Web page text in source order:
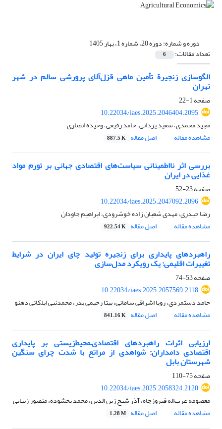
دوره و شماره:دوره 20، شماره 1، بهار 1405
تعداد مقالات: 6
الگوسازی زنجیرة تأمین ماهی قزل‌آلای پرورشی سالم در شهر
تهران
صفحه1-22
10.22034/iaes.2025.2046404.2095
مجید محمدی، سعید یزدانی، حامد رفیعی، وحیده انصاری
مشاهده مقاله
اصل مقاله 887.5 K
بررسی اثر نااطمینانی سیاست‌های اقتصادی جهانی بر تورم مواد
غذایی در ایران
صفحه23-52
10.22034/iaes.2025.2047092.2096
رضا حیدری، مهدی شعبان زاده خوشرودی، ابراهیم جاودان
مشاهده مقاله
اصل مقاله 922.54 K
راهبردهای پایداری برای زنجیره تولید چای ایران در شرایط
تغییرات اقلیمی: یک رویکرد مدل‌سازی
صفحه53-74
10.22034/iaes.2025.2057569.2118
حامد دستمردی، رویا اشراقی سامانی، بیتا رحیمی بدر، محمدنبی ایلکائی دهنو
مشاهده مقاله
اصل مقاله 841.16 K
ارزیابی اثرات راهبردهای اقتصادی–‌محیط‌زیستی بر پایداری
اقتصادی دامداران: شواهدی از مراتع با شدت چرای سنگین
شهرستان بابل
صفحه75-110
10.22034/iaes.2025.2058324.2120
معصومه عرب‌اله فیروزجاه، آذر شیخ زین الدین، محمد بخشوده، منصور زیبایی
مشاهده مقاله
اصل مقاله 1.28 M